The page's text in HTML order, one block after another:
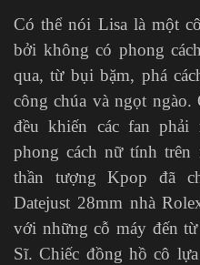
Có thể nói Lisa là một
bởi không có phong
qua, từ bụi bặm, phá
công chúa và ngọt
đều khiến các fan
phong cách nữ tính
thần tượng Kpop đã
Datejust 28mm nhà
với những cỗ máy đến
Sĩ. Chiếc đồng hồ cô